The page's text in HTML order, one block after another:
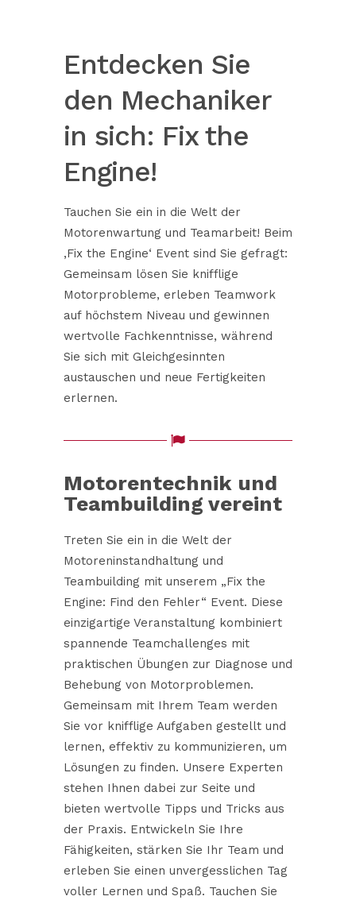
Entdecken Sie
den Mechaniker
in sich: Fix the
Engine!
Tauchen Sie ein in die Welt der
Motorenwartung und Teamarbeit! Beim
‚Fix the Engine‘ Event sind Sie gefragt:
Gemeinsam lösen Sie knifflige
Motorprobleme, erleben Teamwork
auf höchstem Niveau und gewinnen
wertvolle Fachkenntnisse, während
Sie sich mit Gleichgesinnten
austauschen und neue Fertigkeiten
erlernen.
Motorentechnik und
Teambuilding vereint
Treten Sie ein in die Welt der
Motoreninstandhaltung und
Teambuilding mit unserem „Fix the
Engine: Find den Fehler“ Event. Diese
einzigartige Veranstaltung kombiniert
spannende Teamchallenges mit
praktischen Übungen zur Diagnose und
Behebung von Motorproblemen.
Gemeinsam mit Ihrem Team werden
Sie vor knifflige Aufgaben gestellt und
lernen, effektiv zu kommunizieren, um
Lösungen zu finden. Unsere Experten
stehen Ihnen dabei zur Seite und
bieten wertvolle Tipps und Tricks aus
der Praxis. Entwickeln Sie Ihre
Fähigkeiten, stärken Sie Ihr Team und
erleben Sie einen unvergesslichen Tag
voller Lernen und Spaß. Tauchen Sie